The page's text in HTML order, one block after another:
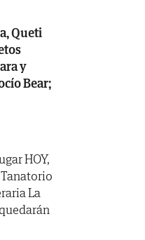
Queti
y
Bear;
HOY,
Tanatorio
La